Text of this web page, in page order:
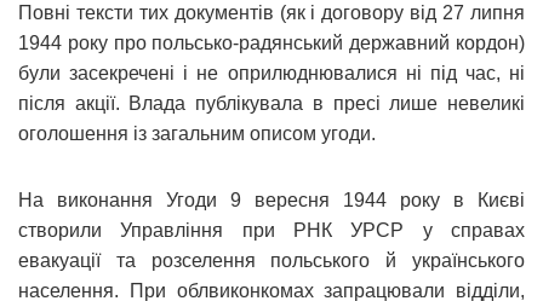
Повні тексти тих документів (як і договору від 27 липня
1944 року про польсько-радянський державний кордон)
були засекречені і не оприлюднювалися ні під час, ні
після акції. Влада публікувала в пресі лише невеликі
оголошення із загальним описом угоди.
На виконання Угоди 9 вересня 1944 року в Києві
створили Управління при РНК УРСР у справах
евакуації та розселення польського й українського
населення. При облвиконкомах запрацювали відділи,